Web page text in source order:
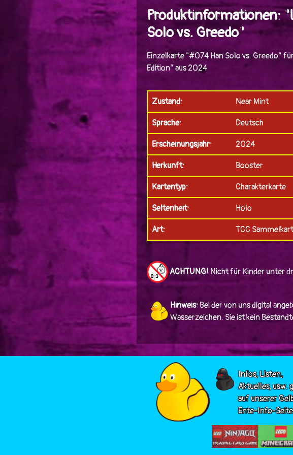
Produktinformationen:
Solo vs. Greedo"
Einzelkarte "#074 Han Solo vs. Greedo"
Edition" aus 2024
Zustand: Near Mint
Sprache: Deutsch
Erscheinungsjahr: 2024
Herkunft: Booster
Kartentyp: Charakterkarte
Seltenheit: Holo
Art: TCC
ACHTUNG! Nicht für Kinder unter
Hinweis: Bei der von uns digital
Wasserzeichen. Sie ist kein
Infos, Listen,
Aktuelles, usw.
auf unserer
Ente-Info-